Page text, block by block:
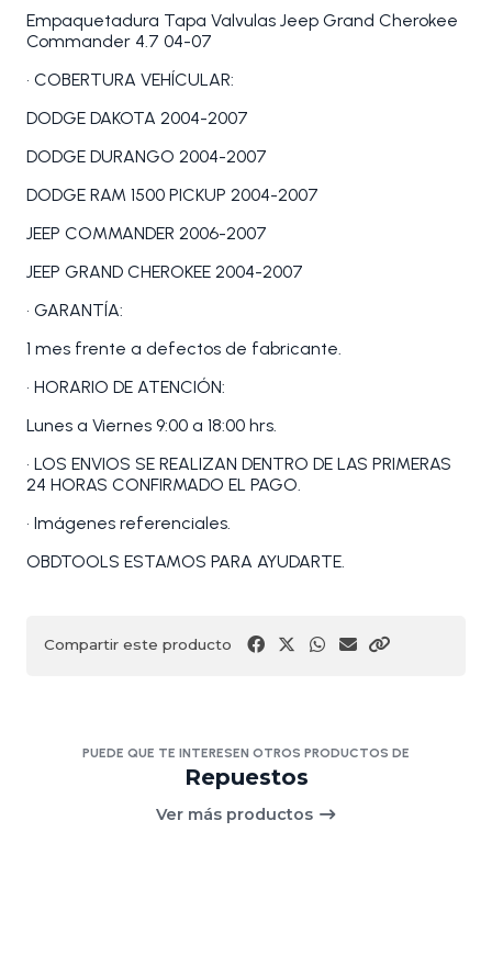
Empaquetadura Tapa Valvulas Jeep Grand Cherokee
Commander 4.7 04-07
• COBERTURA VEHÍCULAR:
DODGE DAKOTA 2004-2007
DODGE DURANGO 2004-2007
DODGE RAM 1500 PICKUP 2004-2007
JEEP COMMANDER 2006-2007
JEEP GRAND CHEROKEE 2004-2007
• GARANTÍA:
1 mes frente a defectos de fabricante.
• HORARIO DE ATENCIÓN:
Lunes a Viernes 9:00 a 18:00 hrs.
• LOS ENVIOS SE REALIZAN DENTRO DE LAS PRIMERAS
24 HORAS CONFIRMADO EL PAGO.
• Imágenes referenciales.
OBDTOOLS ESTAMOS PARA AYUDARTE.
Compartir este producto
PUEDE QUE TE INTERESEN OTROS PRODUCTOS DE
Repuestos
Ver más productos